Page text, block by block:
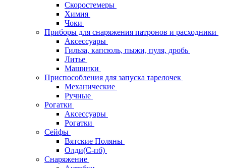
Скоростемеры
Химия
Чоки
Приборы для снаряжения патронов и расходники
Аксессуары
Гильза, капсюль, пыжи, пуля, дробь
Литье
Машинки
Приспособления для запуска тарелочек
Механические
Ручные
Рогатки
Аксессуары
Рогатки
Сейфы
Вятские Поляны
Олди(С-пб)
Снаряжение